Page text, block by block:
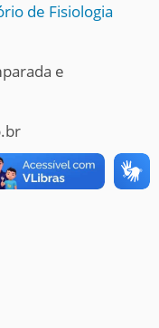
de Fisiologia
e